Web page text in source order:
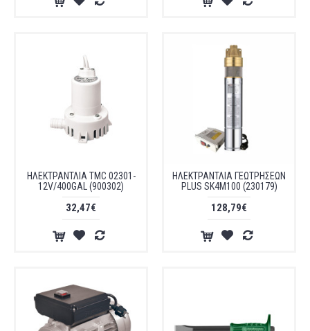
ΗΛΕΚΤΡΑΝΤΛΙΑ TMC 02301-
12V/400GAL (900302)
32,47€
ΗΛΕΚΤΡΑΝΤΛΙΑ ΓΕΩΤΡΗΣΕΩΝ
PLUS SK4M100 (230179)
128,79€